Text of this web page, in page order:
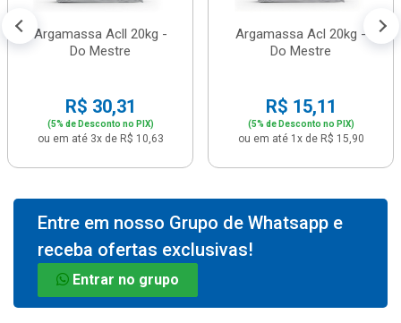
Argamassa Acll 20kg -
Do Mestre
R$ 30,31
(5% de Desconto no PIX)
ou em até 3x de R$ 10,63
Argamassa Acl 20kg -
Do Mestre
R$ 15,11
(5% de Desconto no PIX)
ou em até 1x de R$ 15,90
Entre em nosso Grupo de Whatsapp e
receba ofertas exclusivas!
Entrar no grupo